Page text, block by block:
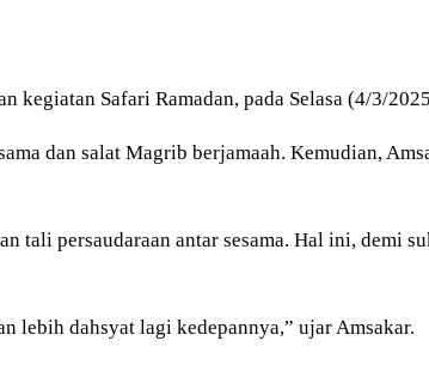
kegiatan Safari Ramadan, pada Selasa (4/3/
dan salat Magrib berjamaah. Kemudian,
tali persaudaraan antar sesama. Hal ini, demi
lebih dahsyat lagi kedepannya,” ujar Amsakar.